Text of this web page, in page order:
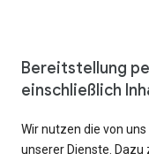
Bereitstellung
einschließlich
Wir nutzen die von
unserer Dienste.